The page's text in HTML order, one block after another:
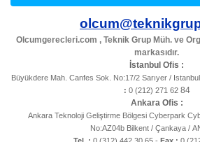
Olcumgerecleri.com , Teknik Grup Müh. ve
markasıdır.
İstanbul Ofis :
Büyükdere Mah. Canfes Sok. No:17/2 Sarıyer / Istanbul
: 0 (212) 271 6284
Ankara Ofis :
Ankara Teknoloji Geliştirme Bölgesi Cyberpark
No:AZ04b Bilkent / Çankaya /